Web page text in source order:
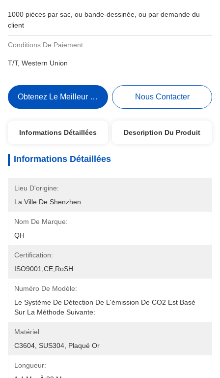
1000 pièces par sac, ou bande-dessinée, ou par demande du
client
Conditions De Paiement:
T/T, Western Union
Obtenez Le Meilleur Prix Nous Contacter
Informations Détaillées Description Du Produit
Informations Détaillées
Lieu D'origine:
La Ville De Shenzhen
Nom De Marque:
QH
Certification:
ISO9001,CE,RoSH
Numéro De Modèle:
Le Système De Détection De L'émission De CO2 Est Basé
Sur La Méthode Suivante:
Matériel:
C3604, SUS304, Plaqué Or
Longueur: